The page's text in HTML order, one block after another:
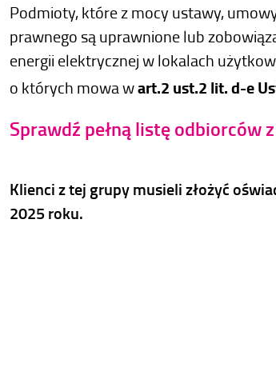
Podmioty, które z mocy ustawy,
prawnego są uprawnione lub
energii elektrycznej w lokalach
o których mowa wart.2 ust.2 lit. d-e
Sprawdź pełną listę odbiorców
Klienci z tej grupy musieli złożyć
2025 roku.